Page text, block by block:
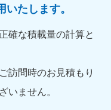
たします。
確な積載量の計算と
訪問時のお見積もり
いません。